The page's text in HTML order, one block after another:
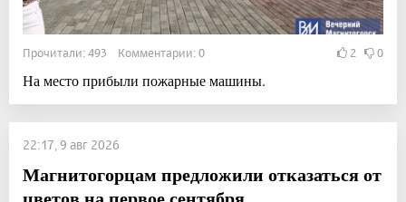
Прочитали: 493 Комментарии: 0 2 0
На место прибыли пожарные машины.
22:17, 9 авг 2026
Магнитогорцам предложили отказаться от